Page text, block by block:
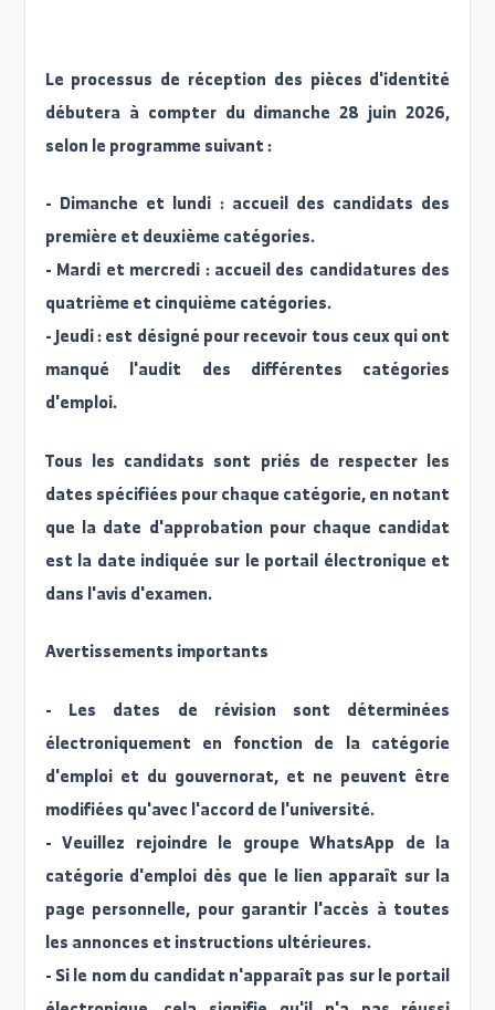
d'identité nationale).
- Une photo personnelle récente.
- Un permis de conduire valide (pour les
- Tout autre document complémentaire selon
exigences du poste vacant.
Le processus de réception des pièces
débutera à compter du dimanche 28 juin
- Dimanche et lundi : accueil des candidats
première et deuxième catégories.
- Mardi et mercredi : accueil des candidatures
- Jeudi : est désigné pour recevoir tous ceux qui
d'emploi.
Tous les candidats sont priés de respecter
dates spécifiées pour chaque catégorie, en
que la date d'approbation pour chaque
est la date indiquée sur le portail électronique
dans l'avis d'examen.
Avertissements importants